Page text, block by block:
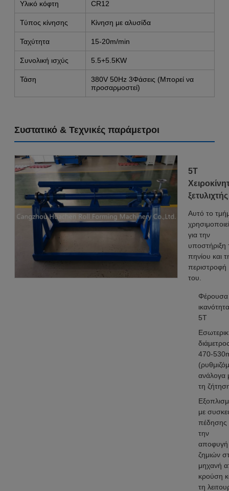
Υλικό κόφτη CR12
Τύπος κίνησης Κίνηση με αλυσίδα
Ταχύτητα 15-20m/min
Συνολική ισχύς 5.5+5.5KW
Τάση
380V 50Hz 3Φάσεις (Μπορεί να
προσαρμοστεί)
Συστατικό & Τεχνικές παράμετροι
5T
ξετυλιχτής
Αυτό το
για την
υποστήριξη
πηνίου και
περιστροφή
του.
Φέρουσα
5T
470-
ανάλογα
τη
με
πέδησης
την
αποφυγή
ζημιών
μηχανή
κρούση
τη